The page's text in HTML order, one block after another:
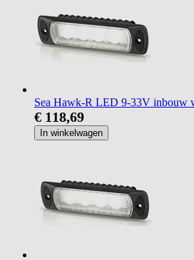
Sea Hawk-R LED 9-33V inbouw
€ 118,69
In winkelwagen